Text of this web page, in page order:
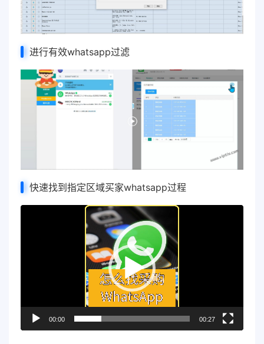
进行有效whatsapp过滤
快速找到指定区域买家whatsapp过程
00:00 00:27